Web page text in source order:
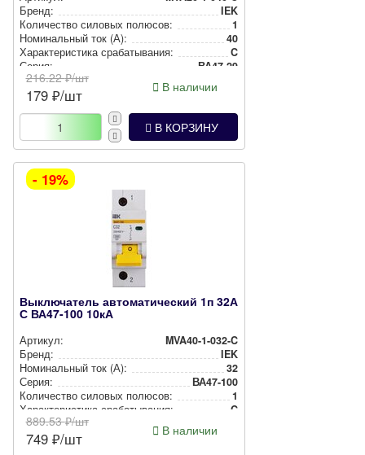
Бренд:
IEK
Количество силовых полюсов:
1
Номи­наль­ный ток (А):
40
Харак­те­рис­ти­ка сра­ба­ты­ва­ния:
C
Серия:
ВА47-29
216.22₽/шт
179 ₽/шт В наличии
В КОРЗИНУ
- 19%
Выключатель автоматический 1п 32А
С ВА47-100 10кА
Артикул:
MVA40-1-032-C
Бренд:
IEK
Номи­наль­ный ток (А):
32
Серия:
ВА47-100
Количество силовых полюсов:
1
Харак­те­рис­ти­ка сра­ба­ты­ва­ния:
C
889.53₽/шт
749 ₽/шт В наличии